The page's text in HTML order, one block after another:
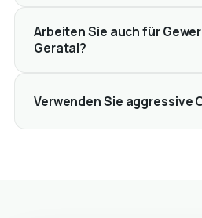
Arbeiten Sie auch für
Geratal?
Verwenden Sie aggressive